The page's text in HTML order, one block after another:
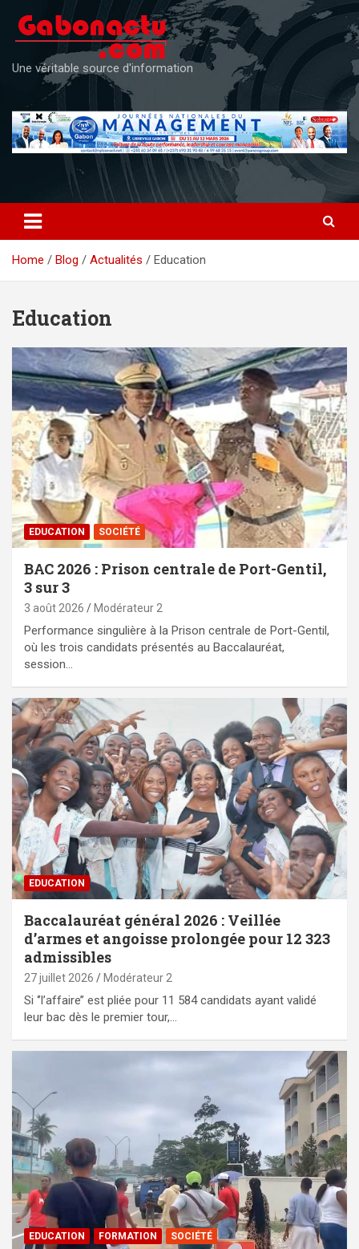
content
Une véritable source d'information
Home Blog Actualités Education
Education
EDUCATION SOCIÉTÉ
BAC 2026 : Prison centrale de Port-Gentil,
3 sur 3
3 août 2026 Modérateur 2
Performance singulière à la Prison centrale de Port-Gentil,
où les trois candidats présentés au Baccalauréat,
session…
EDUCATION
Baccalauréat général 2026 : Veillée
d’armes et angoisse prolongée pour 12 323
admissibles
27 juillet 2026 Modérateur 2
Si ‘’l’affaire’’ est pliée pour 11 584 candidats ayant validé
leur bac dès le premier tour,…
EDUCATION FORMATION SOCIÉTÉ